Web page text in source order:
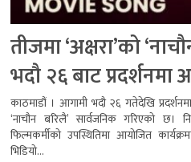
तीजमा ‘अक्षरा’को
भदौ २६ बाट
काठमाडौं । आगामी भदौ २६ गतेदेखि
‘नाचौन बरिलै’ सार्वजनिक गरिएको छ।
फिल्मकर्मीको उपस्थितिमा आयोजित
भिडियो...